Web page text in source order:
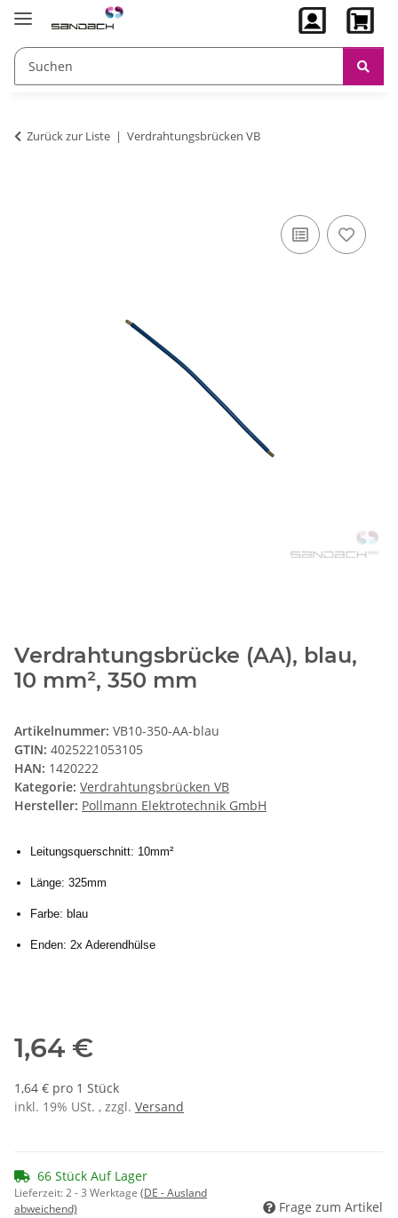
Zurück zur Liste Verdrahtungsbrücken VB
Verdrahtungsbrücke (AA), blau,
10 mm², 350 mm
Artikelnummer: VB10-350-AA-blau
GTIN: 4025221053105
HAN: 1420222
Kategorie: Verdrahtungsbrücken VB
Hersteller: Pollmann Elektrotechnik GmbH
Leitungsquerschnitt: 10mm²
Länge: 325mm
Farbe: blau
Enden: 2x Aderendhülse
1,64 €
1,64 € pro 1 Stück
inkl. 19% USt. , zzgl. Versand
66 Stück Auf Lager
Lieferzeit:2 - 3 Werktage (DE - Ausland
abweichend)
Frage zum Artikel